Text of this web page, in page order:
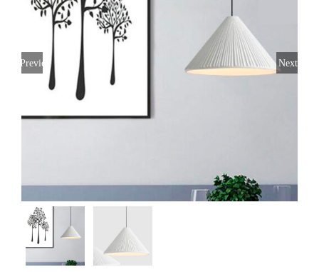
Previous Next